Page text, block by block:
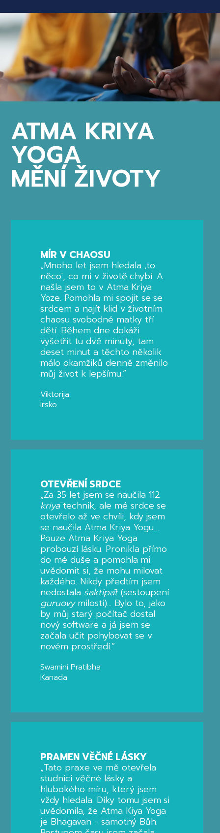
ATMA KRIYA
YOGA
MĚNÍ ŽIVOTY
MÍR V CHAOSU
„Mnoho let jsem hledala ‚to
něco', co mi v životě chybí. A
našla jsem to v Atma Kriya
Yoze. Pomohla mi spojit se se
srdcem a najít klid v životním
chaosu svobodné matky tří
dětí. Během dne dokáži
vyšetřit tu dvě minuty, tam
deset minut a těchto několik
málo okamžiků denně změnilo
můj život k lepšímu.“
Viktorija
Irsko
OTEVŘENÍ SRDCE
„Za 35 let jsem se naučila 112
kriyātechnik, ale mé srdce se
otevřelo až ve chvíli, kdy jsem
se naučila Atma Kriya Yogu…
Pouze Atma Kriya Yoga
probouzí lásku. Pronikla přímo
do mé duše a pomohla mi
uvědomit si, že mohu milovat
každého. Nikdy předtím jsem
nedostala śaktipāt(sestoupení
guruovymilosti)... Bylo to, jako
by můj starý počítač dostal
nový software a já jsem se
začala učit pohybovat se v
novém prostředí.“
Swamini Pratibha
Kanada
PRAMEN VĚČNÉ LÁSKY
„Tato praxe ve mě otevřela
studnici věčné lásky a
hlubokého míru, který jsem
vždy hledala. Díky tomu jsem si
uvědomila, že Atma Kiya Yoga
je Bhagavan - samotný Bůh.